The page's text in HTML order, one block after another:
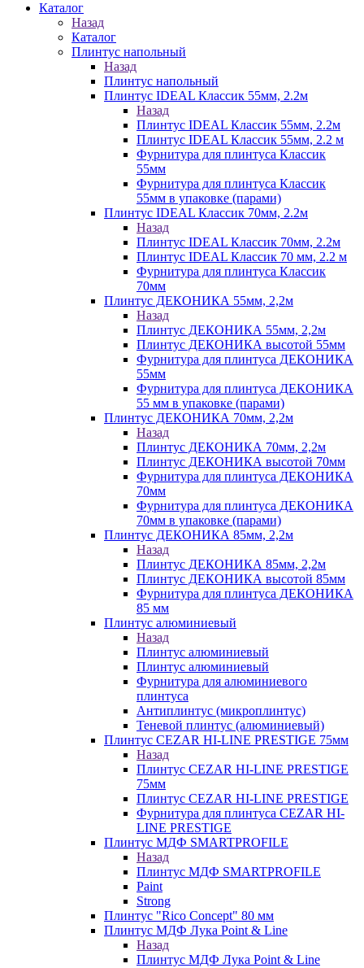
Каталог
Назад
Каталог
Плинтус напольный
Назад
Плинтус напольный
Плинтус IDEAL Классик 55мм, 2.2м
Назад
Плинтус IDEAL Классик 55мм, 2.2м
Плинтус IDEAL Классик 55мм, 2.2 м
Фурнитура для плинтуса Классик
55мм
Фурнитура для плинтуса Классик
55мм в упаковке (парами)
Плинтус IDEAL Классик 70мм, 2.2м
Назад
Плинтус IDEAL Классик 70мм, 2.2м
Плинтус IDEAL Классик 70 мм, 2.2 м
Фурнитура для плинтуса Классик
70мм
Плинтус ДЕКОНИКА 55мм, 2,2м
Назад
Плинтус ДЕКОНИКА 55мм, 2,2м
Плинтус ДЕКОНИКА высотой 55мм
Фурнитура для плинтуса ДЕКОНИКА
55мм
Фурнитура для плинтуса ДЕКОНИКА
55 мм в упаковке (парами)
Плинтус ДЕКОНИКА 70мм, 2,2м
Назад
Плинтус ДЕКОНИКА 70мм, 2,2м
Плинтус ДЕКОНИКА высотой 70мм
Фурнитура для плинтуса ДЕКОНИКА
70мм
Фурнитура для плинтуса ДЕКОНИКА
70мм в упаковке (парами)
Плинтус ДЕКОНИКА 85мм, 2,2м
Назад
Плинтус ДЕКОНИКА 85мм, 2,2м
Плинтус ДЕКОНИКА высотой 85мм
Фурнитура для плинтуса ДЕКОНИКА
85 мм
Плинтус алюминиевый
Назад
Плинтус алюминиевый
Плинтус алюминиевый
Фурнитура для алюминиевого
плинтуса
Антиплинтус (микроплинтус)
Теневой плинтус (алюминиевый)
Плинтус CEZAR HI-LINE PRESTIGE 75мм
Назад
Плинтус CEZAR HI-LINE PRESTIGE
75мм
Плинтус CEZAR HI-LINE PRESTIGE
Фурнитура для плинтуса CEZAR HI-
LINE PRESTIGE
Плинтус МДФ SMARTPROFILE
Назад
Плинтус МДФ SMARTPROFILE
Paint
Strong
Плинтус "Rico Concept" 80 мм
Плинтус МДФ Лука Point & Line
Назад
Плинтус МДФ Лука Point & Line